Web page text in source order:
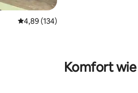
Durchschnittliche Bewertung:
4,89 (134)
Komfort